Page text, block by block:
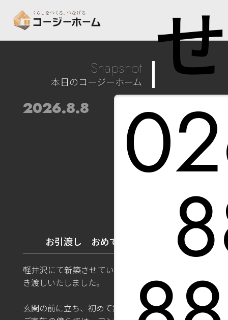
Snapshot
本日のコージーホーム
2026.8.8
お引渡し おめでとうございます
軽井沢にて新築させていただいたお家、先日お引
き渡しいたしました。
玄関の前に立ち、初めて鍵を差し込むその瞬間。